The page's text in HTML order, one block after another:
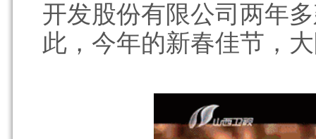
开发股份有限公司两年
此，今年的新春佳节，